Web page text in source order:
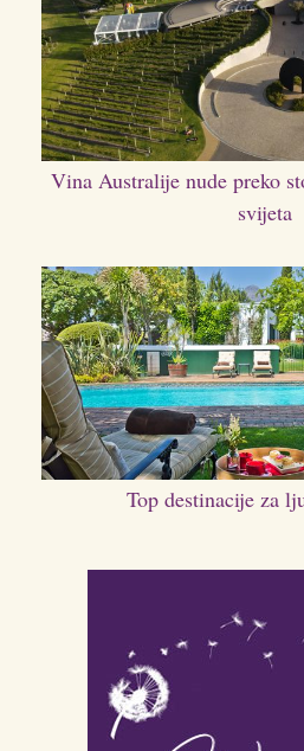
Vina Australije nude preko
svijeta
Top destinacije za